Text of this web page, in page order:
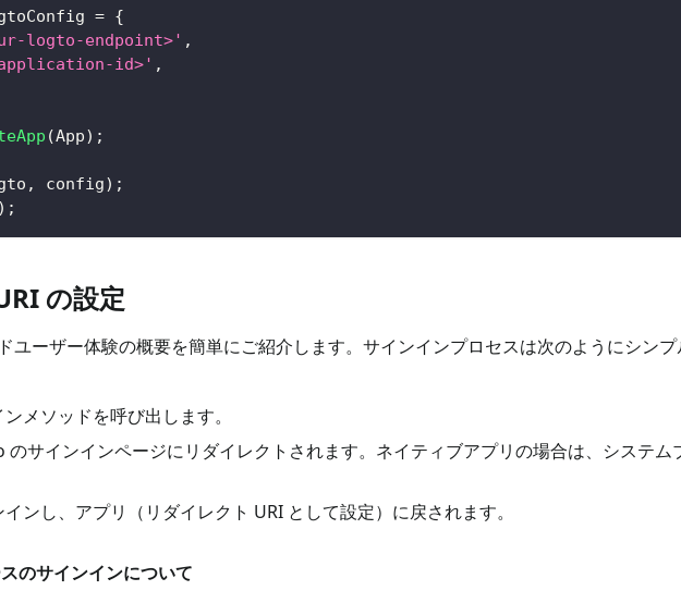
= {
logto-endpoint>' ,
id>' ,
(App) ;
, config) ;
) ;
の設定
ユーザー体験の概要を簡単にご紹介します。サインインプロセスは次のようにシン
メソッドを呼び出します。
サインインページにリダイレクトされます。ネイティブアプリの場合は、システム
ンし、アプリ（リダイレクト URI として設定）に戻されます。
のサインインについて